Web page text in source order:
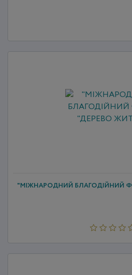
"МІЖНАРОДНИЙ БЛАГОДІЙНИЙ